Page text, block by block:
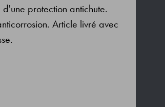
protection antichute.
Article livré avec